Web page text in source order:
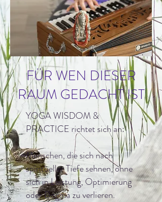
FÜR WEN DIESER
RAUM GEDACHT IST
YOGA WISDOM &
PRACTICE richtet sich an:
Menschen, die sich nach
spiritueller Tiefe sehnen, ohne
sich in Leistung, Optimierung
oder Dogma zu verlieren.